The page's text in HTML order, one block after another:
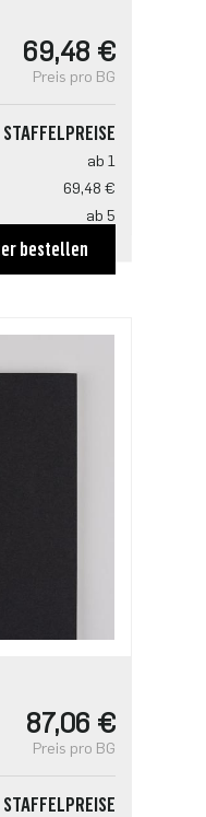
69,48 €
Preis pro BG
STAFFELPREISE
ab 1
69,48 €
ab 5
39,70 €
bestellen
87,06 €
Preis pro BG
STAFFELPREISE